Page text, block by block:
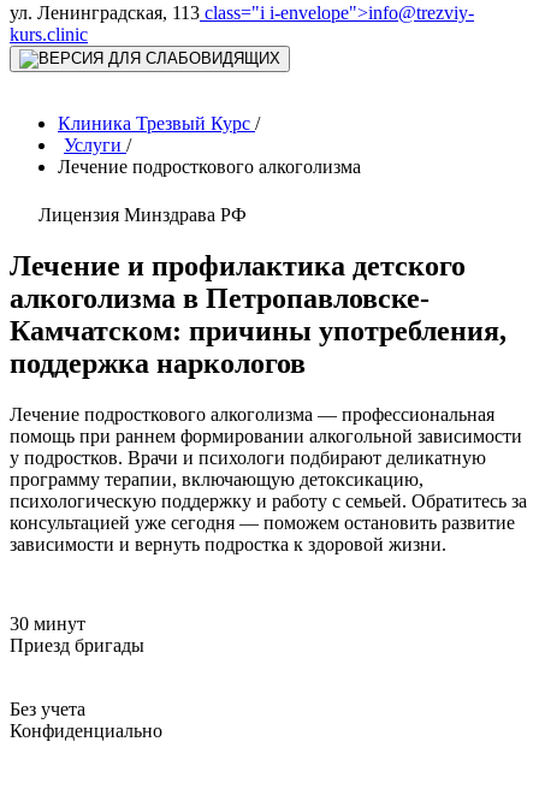
ул. Ленинградская, 113 class="i i-envelope">info@trezviy-
kurs.clinic
Клиника Трезвый Курс /
Услуги /
Лечение подросткового алкоголизма
Лицензия Минздрава РФ
Лечение и профилактика детского
алкоголизма в Петропавловске-
Камчатском: причины употребления,
поддержка наркологов
Лечение подросткового алкоголизма — профессиональная
помощь при раннем формировании алкогольной зависимости
у подростков. Врачи и психологи подбирают деликатную
программу терапии, включающую детоксикацию,
психологическую поддержку и работу с семьей. Обратитесь за
консультацией уже сегодня — поможем остановить развитие
зависимости и вернуть подростка к здоровой жизни.
30 минут
Приезд бригады
Без учета
Конфиденциально